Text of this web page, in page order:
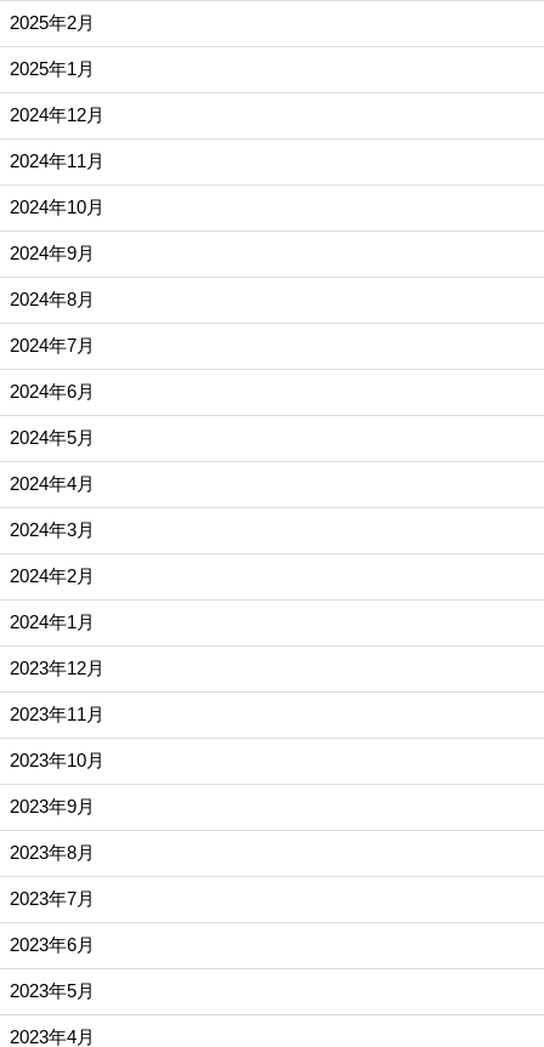
2025年2月
2025年1月
2024年12月
2024年11月
2024年10月
2024年9月
2024年8月
2024年7月
2024年6月
2024年5月
2024年4月
2024年3月
2024年2月
2024年1月
2023年12月
2023年11月
2023年10月
2023年9月
2023年8月
2023年7月
2023年6月
2023年5月
2023年4月